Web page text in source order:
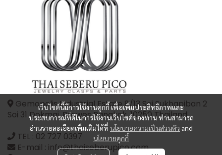
เว็บไซต์นี้มีการใช้งานคุกกี้ เพื่อเพิ่มประสิทธิภาพและ
ประสบการณ์ที่ดีในการใช้งานเว็บไซต์ของท่าน ท่านสามารถ
อ่านรายละเอียดเพิ่มเติมได้ที่ นโยบายความเป็นส่วนตัว and
นโยบายคุกกี้
Gemopolis Industrial Estate 8/13 Soi Sukhapiban 2
Soi 31 Dokmai, Prawes Bangkok, 10250 Thailand
TEL : 02 727 0397
E-mail : info@thaiseberupico.com